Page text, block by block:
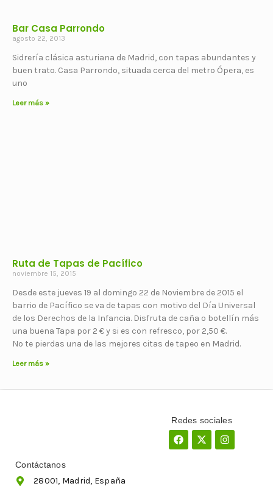
Bar Casa Parrondo
agosto 22, 2013
Sidrería clásica asturiana de Madrid, con tapas abundantes y
buen trato. Casa Parrondo, situada cerca del metro Ópera, es
uno
Leer más »
Ruta de Tapas de Pacífico
noviembre 15, 2015
Desde este jueves 19 al domingo 22 de Noviembre de 2015 el
barrio de Pacífico se va de tapas con motivo del Día Universal
de los Derechos de la Infancia. Disfruta de caña o botellín más
una buena Tapa por 2 € y si es con refresco, por 2,50 €.
No te pierdas una de las mejores citas de tapeo en Madrid.
Leer más »
Redes sociales
Facebook
X-
twitter
Instagram
Contáctanos
28001, Madrid, España